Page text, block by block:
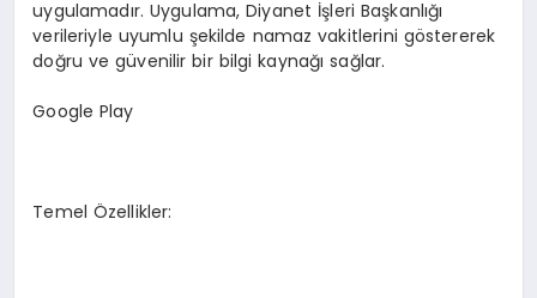
uygulamadır. Uygulama, Diyanet İşleri Başkanlığı
verileriyle uyumlu şekilde namaz vakitlerini göstererek
doğru ve güvenilir bir bilgi kaynağı sağlar.
Google Play
Temel Özellikler: